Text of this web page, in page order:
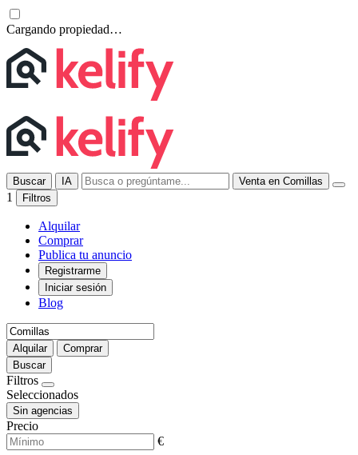
Cargando propiedad…
Buscar IA Venta en Comillas
1 Filtros
Alquilar
Comprar
Publica tu anuncio
Registrarme
Iniciar sesión
Blog
Alquilar
Comprar
Buscar
Filtros
Seleccionados
Sin agencias
Precio
€